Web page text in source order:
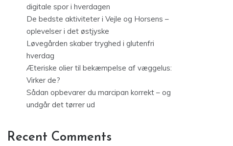
digitale spor i hverdagen
De bedste aktiviteter i Vejle og Horsens –
oplevelser i det østjyske
Løvegården skaber tryghed i glutenfri
hverdag
Æteriske olier til bekæmpelse af væggelus:
Virker de?
Sådan opbevarer du marcipan korrekt – og
undgår det tørrer ud
Recent Comments